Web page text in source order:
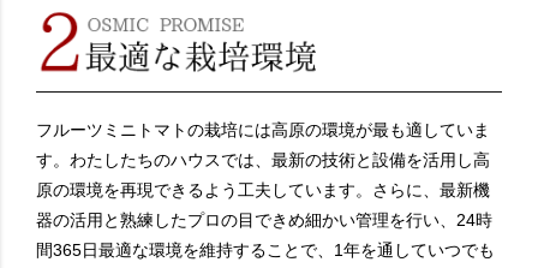
フルーツミニトマトの栽培には高原の環境が最も適していま
す。わたしたちのハウスでは、最新の技術と設備を活用し高
原の環境を再現できるよう工夫しています。さらに、最新機
器の活用と熟練したプロの目できめ細かい管理を行い、24時
間365日最適な環境を維持することで、1年を通していつでも